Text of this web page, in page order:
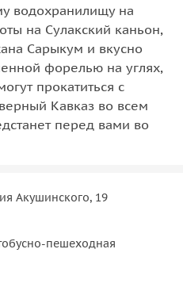
водохранилищу на
на Сулакский каньон,
Сарыкум и вкусно
форелью на углях,
прокатиться с
Кавказ во всем
перед вами во
Акушинского, 19
пешеходная